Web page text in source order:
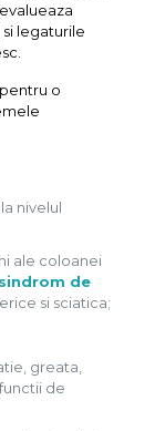
legaturile
o
nivelul
ale coloanei
sindrom de
si sciatica;
greata,
de